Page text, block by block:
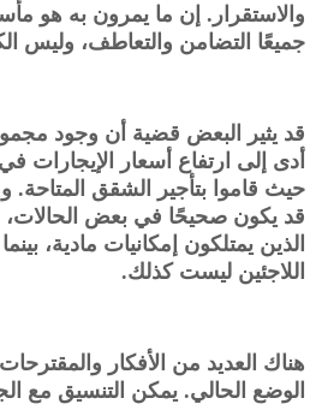
والاستقرار. إن ما يمرون به هو
جميعًا التضامن والتعاطف، وليس
قد يثير البعض قضية أن وجود
أدى إلى ارتفاع أسعار الإيجارات
حيث قاموا بتأجير الشقق المتاحة.
قد يكون صحيحًا في بعض الحالات،
الذين يمتلكون إمكانيات مادية،
اللاجئين ليست كذلك.
هناك العديد من الأفكار
الوضع الحالي. يمكن التنسيق مع